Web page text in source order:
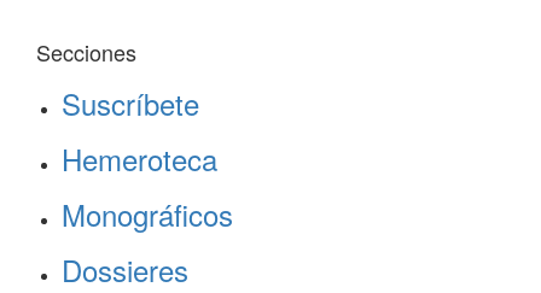
Secciones
Suscríbete
Hemeroteca
Monográficos
Dossieres